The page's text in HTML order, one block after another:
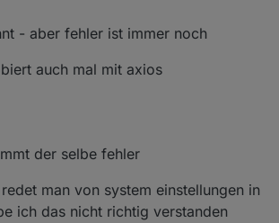
ohne Fehlermeldung (funktioniert bei
= 'https://corona-ampel.gv.at/sites/
let arr = JSON.parse(json).warnstufen;
for(let i = 0; i < arr.length; i++) {
if(arr[i].name == 'Graz (Stadt)')
- aber fehler ist immer noch
auch mal mit axios
der selbe fehler
man von system einstellungen in
ich das nicht richtig verstanden